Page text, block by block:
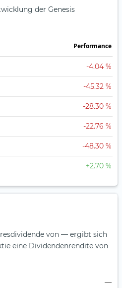
der Genesis
Perfor­mance
-4.04 %
-45.32 %
-28.30 %
-22.76 %
-48.30 %
+2.70 %
von — ergibt sich
eine Dividendenrendite von
—